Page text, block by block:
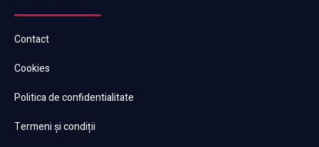
Contact
Cookies
Politica de confidentialitate
Termeni și condiții